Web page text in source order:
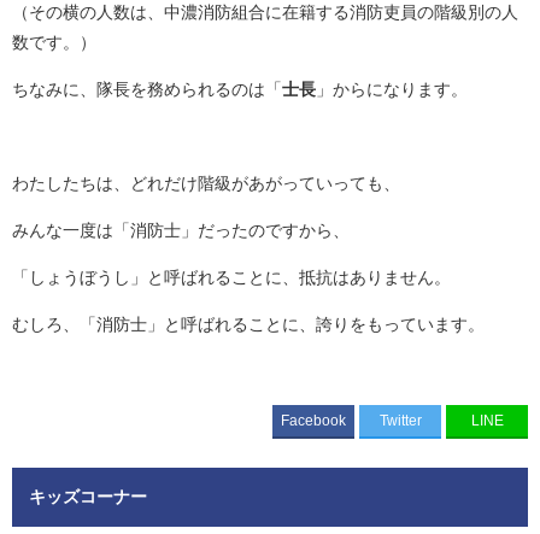
（その横の人数は、中濃消防組合に在籍する消防吏員の階級別の人
数です。）
ちなみに、隊長を務められるのは「士長 」からになります。
わたしたちは、どれだけ階級があがっていっても、
みんな一度は「消防士」だったのですから、
「しょうぼうし」と呼ばれることに、抵抗はありません。
むしろ、「消防士」と呼ばれることに、誇りをもっています。
Facebook Twitter LINE
キッズコーナー